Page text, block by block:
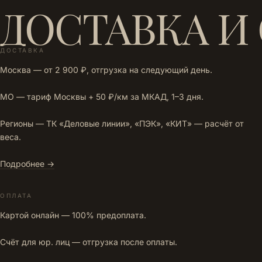
ДОСТАВКА
ДОСТАВКА
Москва — от 2 900 ₽, отгрузка на следующий день.
МО — тариф Москвы + 50 ₽/км за МКАД, 1–3 дня.
Регионы — ТК «Деловые линии», «ПЭК», «КИТ» — расчёт от
веса.
Подробнее →
ОПЛАТА
Картой онлайн — 100% предоплата.
Счёт для юр. лиц — отгрузка после оплаты.